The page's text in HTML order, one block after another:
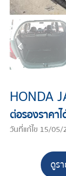
HONDA
ต่อรองราคาไ
วันที่แก้ไข 15/05/
ดูร